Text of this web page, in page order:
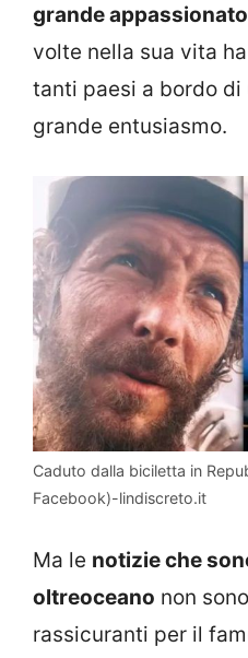
grande
volte nella sua vita
tanti paesi a bordo
grande entusiasmo.
Caduto dalla biciletta in
Facebook)-lindiscreto.it
Ma le notizie che
oltreoceano non
rassicuranti per il